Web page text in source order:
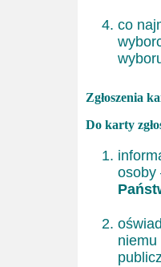
co
Zgłoszenia
Do karty
osoby